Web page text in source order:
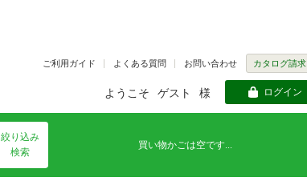
ご利用ガイド よくある質問 お問い合わせ カタログ請求
ようこそ ゲスト 様 ログイン
絞り込み
検索
買い物かごは空です...